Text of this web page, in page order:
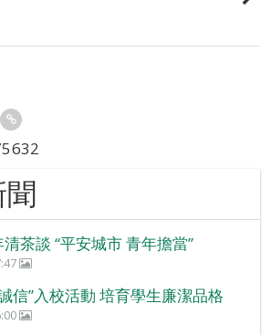
茶談 “平安城市 青年擔當”
信”入校活動 培育學生廉潔品格